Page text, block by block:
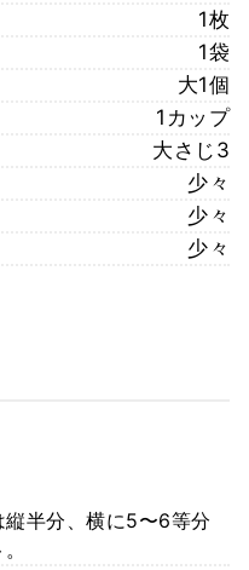
1枚
1袋
大1個
1カップ
大さじ3
少々
少々
少々
半分、横に5〜6等分